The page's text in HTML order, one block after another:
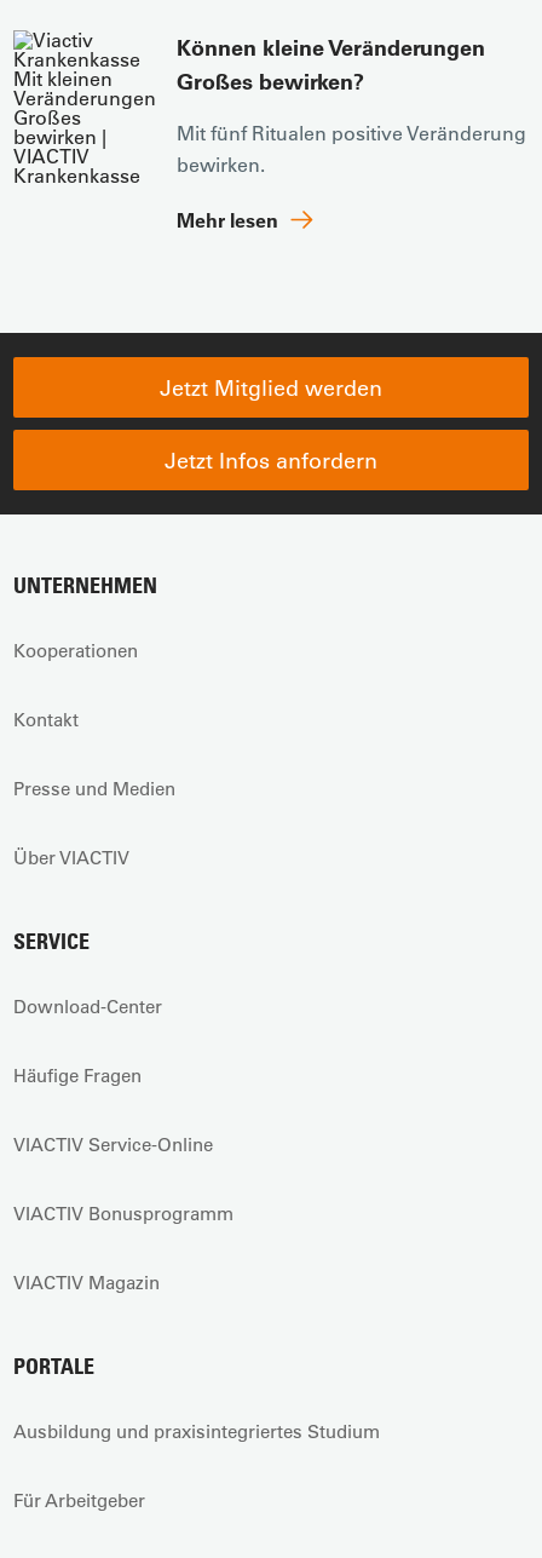
Können kleine Veränderungen
Großes bewirken?
Mit fünf Ritualen positive Veränderung
bewirken.
Mehr lesen
Jetzt Mitglied werden
Jetzt Infos anfordern
UNTERNEHMEN
Kooperationen
Kontakt
Presse und Medien
Über VIACTIV
SERVICE
Download-Center
Häufige Fragen
VIACTIV Service-Online
VIACTIV Bonusprogramm
VIACTIV Magazin
PORTALE
Ausbildung und praxisintegriertes Studium
Für Arbeitgeber